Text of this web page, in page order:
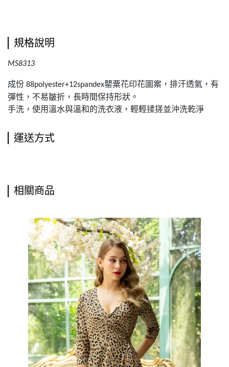
規格說明
MS8313
成份 88polyester+12spandex罌粟花印花圖案，排汗透氣，有
彈性，不易皺折，長時間保持形狀。
手洗，使用溫水與溫和的洗衣液，輕輕揉搓並沖洗乾淨
運送方式
相關商品